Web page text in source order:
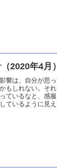
2020年4月）
響は、自分が思
もしれない。そ
ているなと、感
ているように見え